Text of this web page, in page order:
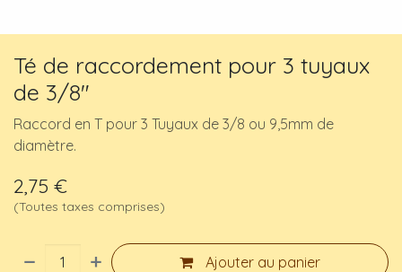
Té de raccordement pour 3 tuyaux
de 3/8"
Raccord en T pour 3 Tuyaux de 3/8 ou 9,5mm de
diamètre.
2,75 €
(Toutes taxes comprises)
Ajouter au panier